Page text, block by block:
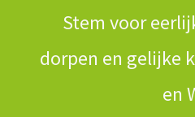
Stem voor
dorpen en gelijke
en